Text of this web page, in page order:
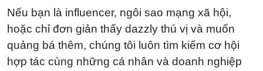
Nếu bạn là influencer, ngôi sao mạng xã hội,
hoặc chỉ đơn giản thấy dazzly thú vị và muốn
quảng bá thêm, chúng tôi luôn tìm kiếm cơ hội
hợp tác cùng những cá nhân và doanh nghiệp